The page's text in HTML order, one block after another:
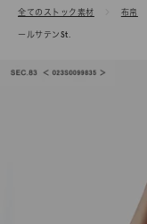
ン
全てのストック素材 布帛
ールサテンSt.